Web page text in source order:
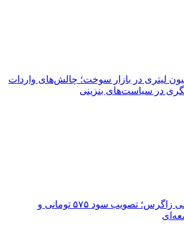
۲۰ میلیون لیتری در بازار سوخت؛ چالش‌های واردات
در سیاست‌های بنزینی
مجمع پتروشیمی زاگرس؛ تصویب سود ۵۷۵ تومانی و